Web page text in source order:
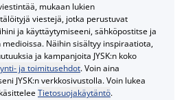
mukaan lukien
viestejä, jotka perustuvat
ja käyttäytymiseeni, sähköpostitse ja
Näihin sisältyy inspiraatiota,
ja kampanjoita JYSK:n koko
ja toimitusehdot. Voin aina
JYSK:n verkkosivustolla. Voin lukea
Tietosuojakäytäntö.